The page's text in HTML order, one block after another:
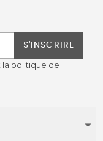
S'INSCRIRE
la politique de